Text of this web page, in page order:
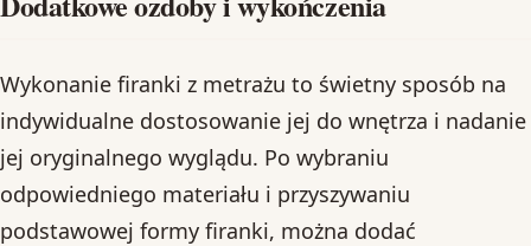
Wykonanie firanki z metrażu to świetny sposób na
indywidualne dostosowanie jej do wnętrza i nadanie
jej oryginalnego wyglądu. Po wybraniu
odpowiedniego materiału i przyszywaniu
podstawowej formy firanki, można dodać